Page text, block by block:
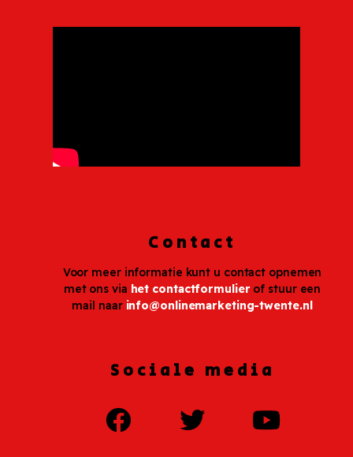
Contact
Voor meer informatie kunt u contact opnemen
met ons via het contactformulierof stuur een
mail naar info@onlinemarketing-twente.nl
Sociale media